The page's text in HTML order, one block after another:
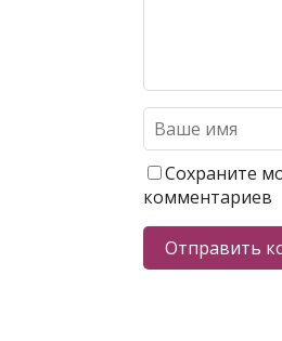
Сохраните
комментариев